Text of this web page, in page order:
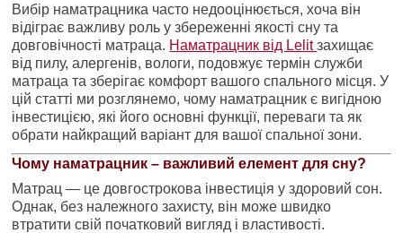
Вибір наматрацника часто недооцінюється, хоча він
відіграє важливу роль у збереженні якості сну та
довговічності матраца. Наматрацник від Lelitзахищає
від пилу, алергенів, вологи, подовжує термін служби
матраца та зберігає комфорт вашого спального місця. У
цій статті ми розглянемо, чому наматрацник є вигідною
інвестицією, які його основні функції, переваги та як
обрати найкращий варіант для вашої спальної зони.
Чому наматрацник – важливий елемент для сну?
Матрац — це довгострокова інвестиція у здоровий сон.
Однак, без належного захисту, він може швидко
втратити свій початковий вигляд і властивості.